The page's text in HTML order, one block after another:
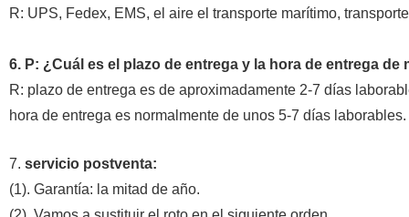
R: UPS, Fedex, EMS, el aire el transporte marítimo,
6. P: ¿Cuál es el plazo de entrega y la hora de entrega de
R: plazo de entrega es de aproximadamente 2-7 días
hora de entrega es normalmente de unos 5-7 días laborables.
7. servicio postventa:
(1). Garantía: la mitad de año.